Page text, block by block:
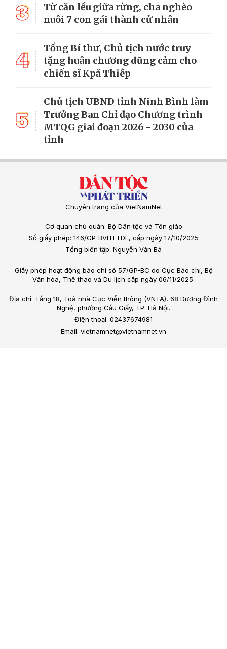
3
Từ căn lều giữa rừng, cha nghèo
nuôi 7 con gái thành cử nhân
4
Tổng Bí thư, Chủ tịch nước truy
tặng huân chương dũng cảm cho
chiến sĩ Kpă Thiêp
5
Chủ tịch UBND tỉnh Ninh Bình làm
Trưởng Ban Chỉ đạo Chương trình
MTQG giai đoạn 2026 - 2030 của
tỉnh
Chuyên trang của VietNamNet
Cơ quan chủ quản: Bộ Dân tộc và Tôn giáo
Số giấy phép: 146/GP-BVHTTDL, cấp ngày 17/10/2025
Tổng biên tập: Nguyễn Văn Bá
Giấy phép hoạt động báo chí số 57/GP-BC do Cục Báo chí, Bộ
Văn hóa, Thể thao và Du lịch cấp ngày 06/11/2025.
Địa chỉ: Tầng 18, Toà nhà Cục Viễn thông (VNTA), 68 Dương Đình
Nghệ, phường Cầu Giấy, TP. Hà Nội.
Điện thoại: 02437674981
Email: vietnamnet@vietnamnet.vn